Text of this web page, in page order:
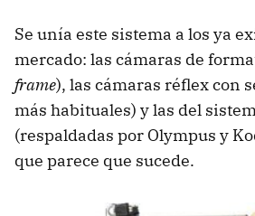
Se unía este sistema a los ya
mercado: las cámaras de
frame), las cámaras réflex con
más habituales) y las del
(respaldadas por Olympus y
que parece que sucede.